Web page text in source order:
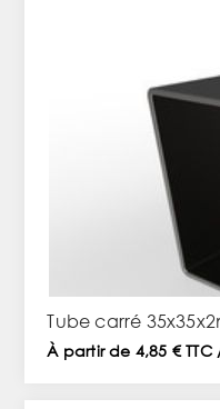
Tube carré
À partir de 4,85 € TTC